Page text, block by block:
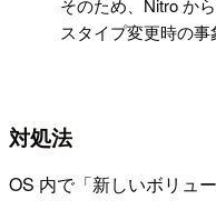
そのため、Nitro か
スタイプ変更時の事
対処法
OS 内で「新しいボリュ